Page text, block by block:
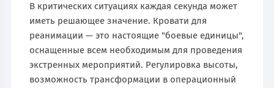
В критических ситуациях каждая секунда может
иметь решающее значение. Кровати для
реанимации — это настоящие "боевые единицы",
оснащенные всем необходимым для проведения
экстренных мероприятий. Регулировка высоты,
возможность трансформации в операционный